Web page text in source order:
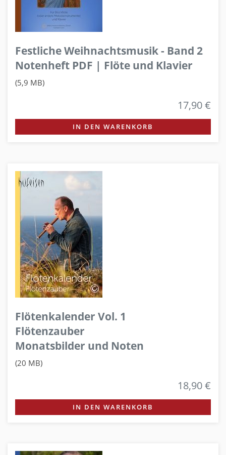
Festliche Weihnachtsmusik - Band 2
Notenheft PDF | Flöte und Klavier
(5,9 MB)
17,90 €
IN DEN WARENKORB
Flötenkalender Vol. 1
Flötenzauber
Monatsbilder und Noten
(20 MB)
18,90 €
IN DEN WARENKORB